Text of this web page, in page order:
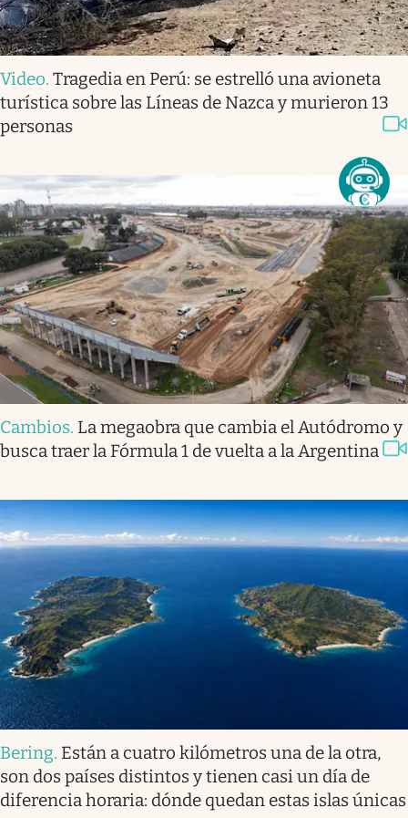
Video. Tragedia en Perú: se estrelló una avioneta
turística sobre las Líneas de Nazca y murieron 13
personas
Cambios. La megaobra que cambia el Autódromo y
busca traer la Fórmula 1 de vuelta a la Argentina
Bering. Están a cuatro kilómetros una de la otra,
son dos países distintos y tienen casi un día de
diferencia horaria: dónde quedan estas islas únicas